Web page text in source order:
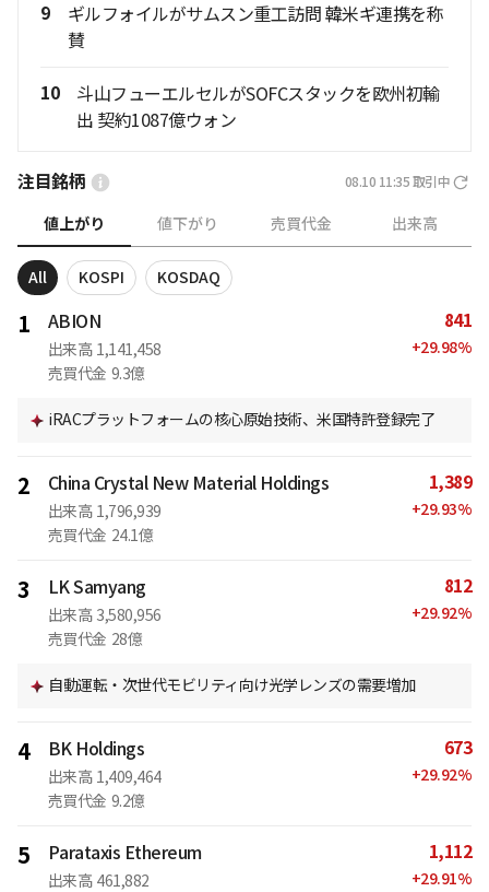
9
ギルフォイルがサムスン重工訪問 韓米ギ連携を称
賛
10
斗山フューエルセルがSOFCスタックを欧州初輸
出 契約1087億ウォン
注目銘柄 08.10 11:35 取引中
値上がり 値下がり 売買代金 出来高
All KOSPI KOSDAQ
1 ABION
出来高 1,141,458
売買代金 9.3億
841
+29.98%
iRACプラットフォームの核心原始技術、米国特許登録完了
2 China Crystal New Material Holdings
出来高 1,796,939
売買代金 24.1億
1,389
+29.93%
3 LK Samyang
出来高 3,580,956
売買代金 28億
812
+29.92%
自動運転・次世代モビリティ向け光学レンズの需要増加
4 BK Holdings
出来高 1,409,464
売買代金 9.2億
673
+29.92%
5 Parataxis Ethereum
出来高 461,882
1,112
+29.91%